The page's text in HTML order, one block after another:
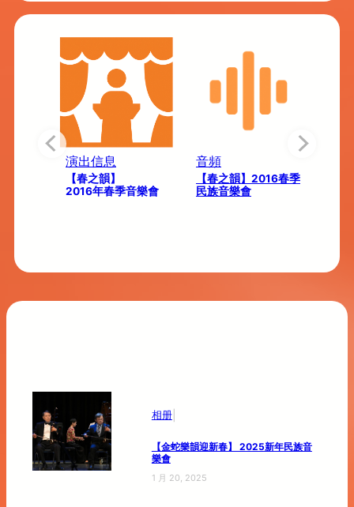
演出信息
【春之韻】
2016年春季音樂會
音頻
【春之韻】2016春季
民族音樂會
相册|
【金蛇樂韻迎新春】 2025新年民族音
樂會
1 月 20, 2025